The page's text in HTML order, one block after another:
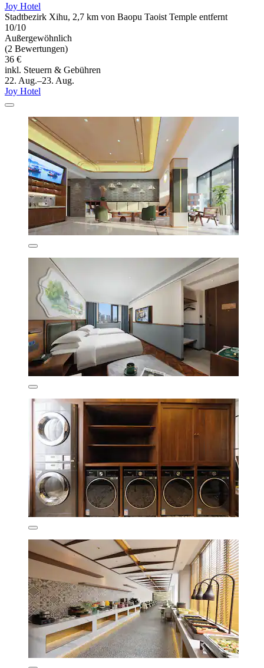
Joy Hotel
Stadtbezirk Xihu, 2,7 km von Baopu Taoist Temple entfernt
10/10
Außergewöhnlich
(2 Bewertungen)
36 €
inkl. Steuern & Gebühren
22. Aug.–23. Aug.
Joy Hotel